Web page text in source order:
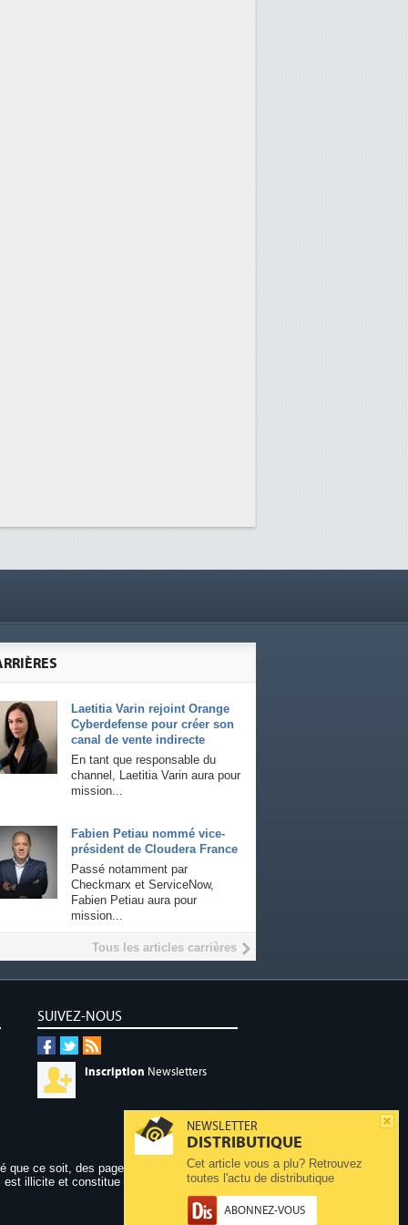
NEWSLETTER
DISTRIBUTIQUE
Cet article vous a plu? Retrouvez
toutes l'actu de distributique
ABONNEZ-VOUS
Laetitia Varin rejoint Orange
Cyberdefense pour créer son
canal de vente indirecte
En tant que responsable du
channel, Laetitia Varin aura pour
mission...
Fabien Petiau nommé vice-
président de Cloudera France
Passé notamment par
Checkmarx et ServiceNow,
Fabien Petiau aura pour
mission...
Tous les articles carrières
SUIVEZ-NOUS
Inscription Newsletters
que ce soit, des pages publiées sur ce site,
illicite et constitue une contrefaçon.